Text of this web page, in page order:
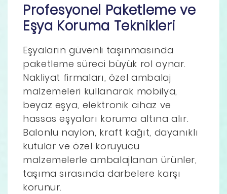
Profesyonel Paketleme ve
Eşya Koruma Teknikleri
Eşyaların güvenli taşınmasında
paketleme süreci büyük rol oynar.
Nakliyat firmaları, özel ambalaj
malzemeleri kullanarak mobilya,
beyaz eşya, elektronik cihaz ve
hassas eşyaları koruma altına alır.
Balonlu naylon, kraft kağıt, dayanıklı
kutular ve özel koruyucu
malzemelerle ambalajlanan ürünler,
taşıma sırasında darbelere karşı
korunur.